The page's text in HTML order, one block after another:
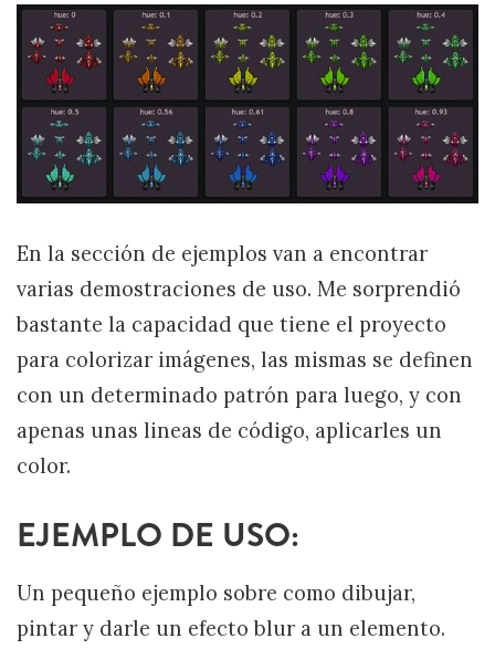
En la sección de ejemplos van a encontrar
varias demostraciones de uso. Me sorprendió
bastante la capacidad que tiene el proyecto
para colorizar imágenes, las mismas se definen
con un determinado patrón para luego, y con
apenas unas lineas de código, aplicarles un
color.
EJEMPLO DE USO:
Un pequeño ejemplo sobre como dibujar,
pintar y darle un efecto blur a un elemento.